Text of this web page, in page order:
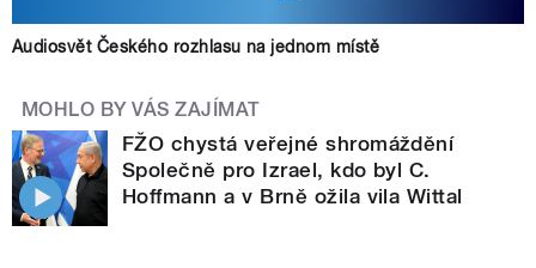
Audiosvět Českého rozhlasu na jednom místě
MOHLO BY VÁS ZAJÍMAT
FŽO chystá veřejné shromáždění
Společně pro Izrael, kdo byl C.
Hoffmann a v Brně ožila vila Wittal